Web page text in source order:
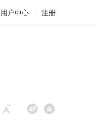
用户中心 注册